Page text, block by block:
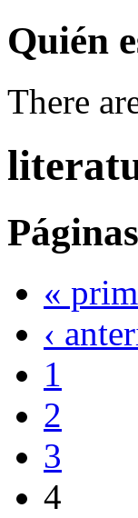
Quién
There
Páginas
«
‹
1
2
3
4